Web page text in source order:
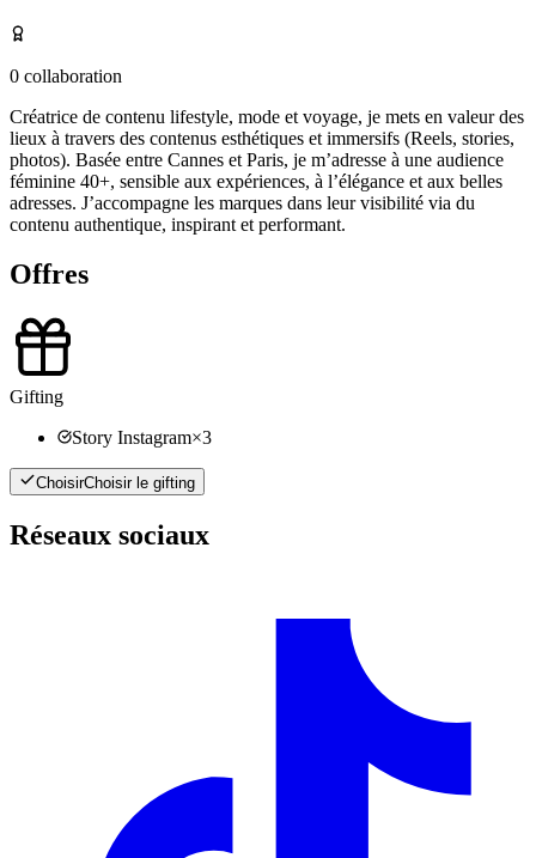
0 collaboration
Créatrice de contenu lifestyle, mode et voyage, je mets en valeur des
lieux à travers des contenus esthétiques et immersifs (Reels, stories,
photos). Basée entre Cannes et Paris, je m’adresse à une audience
féminine 40+, sensible aux expériences, à l’élégance et aux belles
adresses. J’accompagne les marques dans leur visibilité via du
contenu authentique, inspirant et performant.
Offres
Gifting
Story Instagram×3
ChoisirChoisir le gifting
Réseaux sociaux